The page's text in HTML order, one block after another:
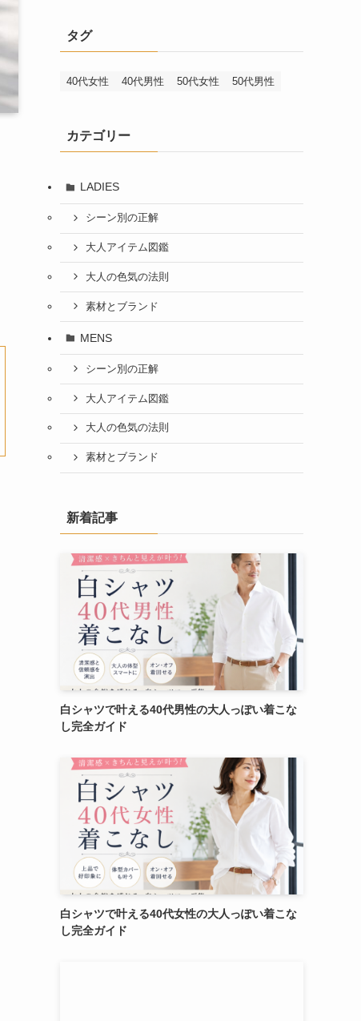
タグ
40代女性 40代男性 50代女性 50代男性
カテゴリー
LADIES
シーン別の正解
大人アイテム図鑑
大人の色気の法則
素材とブランド
MENS
シーン別の正解
大人アイテム図鑑
大人の色気の法則
素材とブランド
新着記事
白シャツで叶える40代男性の大人っぽい着こな
し完全ガイド
白シャツで叶える40代女性の大人っぽい着こな
し完全ガイド